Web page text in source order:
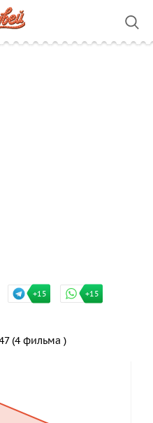
+15 +15
(4 фильма )